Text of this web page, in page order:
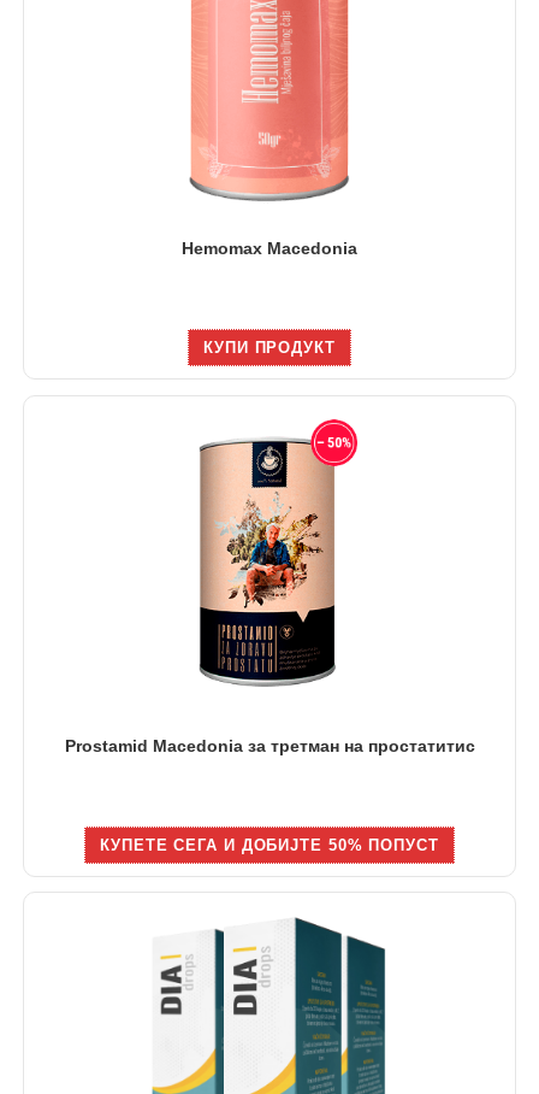
Hemomax Macedonia
КУПИ ПРОДУКТ
Prostamid Macedonia за третман на простатитис
КУПЕТЕ СЕГА И ДОБИЈТЕ 50% ПОПУСТ